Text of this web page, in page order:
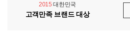
2015 대한민국
고객만족 브랜드 대상